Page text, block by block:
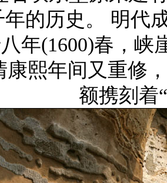
的历史。 明代
年(1600)春，
康熙年间又重修
额携刻着